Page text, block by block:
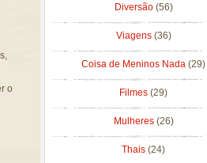
o
Diversão (56)
Viagens (36)
Coisa de Meninos Nada (29)
Filmes (29)
Mulheres (26)
Thais (24)